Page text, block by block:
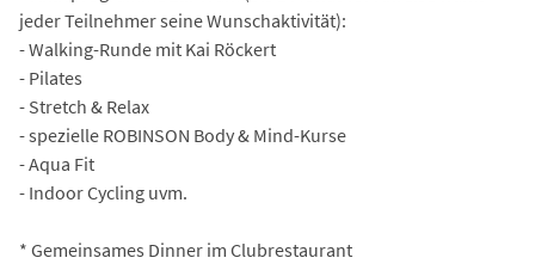
jeder Teilnehmer seine Wunschaktivität):
- Walking-Runde mit Kai Röckert
- Pilates
- Stretch & Relax
- spezielle ROBINSON Body & Mind-Kurse
- Aqua Fit
- Indoor Cycling uvm.
* Gemeinsames Dinner im Clubrestaurant